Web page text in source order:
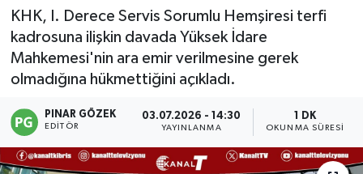
KHK, I. Derece Servis Sorumlu Hemşiresi terfi
kadrosuna ilişkin davada Yüksek İdare
Mahkemesi'nin ara emir verilmesine gerek
olmadığına hükmettiğini açıkladı.
PINAR GÖZEK
EDITÖR
03.07.2026 - 14:30
YAYINLANMA
1 DK
OKUNMA SÜRESI